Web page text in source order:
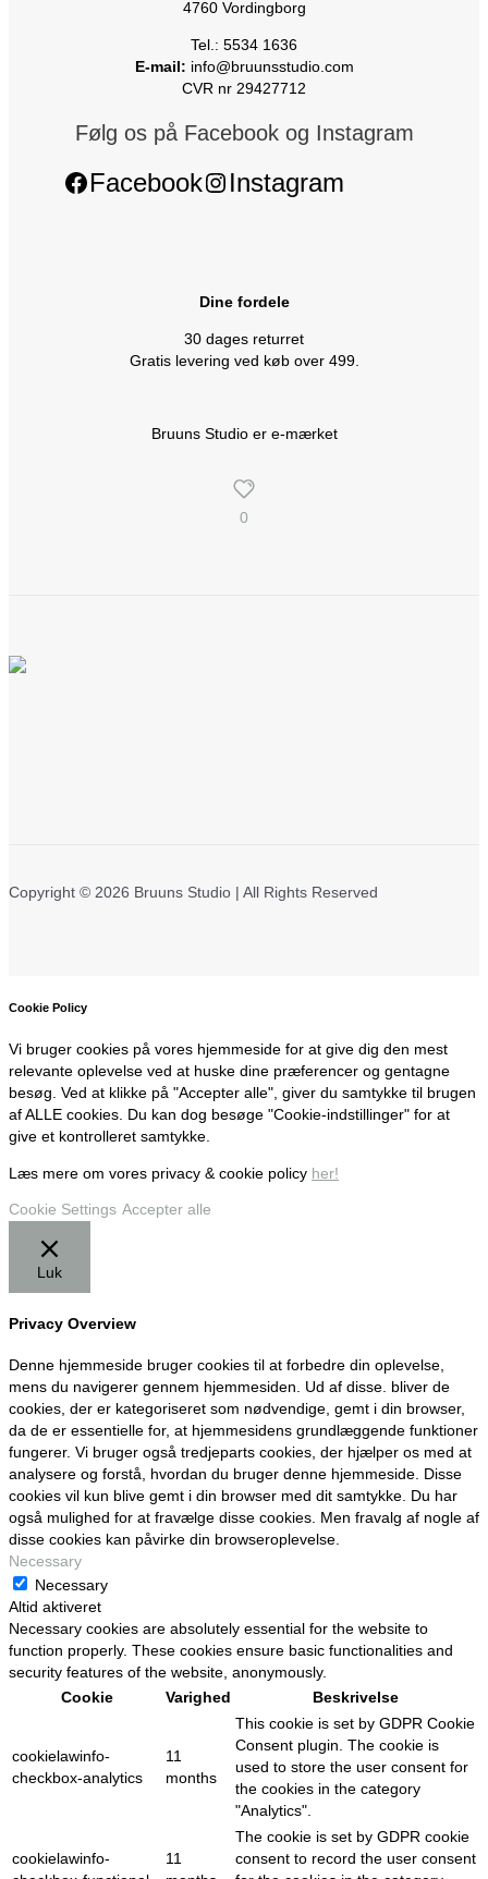
4760 Vordingborg
Tel.: 5534 1636
E-mail: info@bruunsstudio.com
CVR nr 29427712
Følg os på Facebook og Instagram
Facebook Instagram
Dine fordele
30 dages returret
Gratis levering ved køb over 499.
Bruuns Studio er e-mærket
0
Copyright © 2026 Bruuns Studio | All Rights Reserved
Cookie Policy
Vi bruger cookies på vores hjemmeside for at give dig den mest
relevante oplevelse ved at huske dine præferencer og gentagne
besøg. Ved at klikke på "Accepter alle", giver du samtykke til brugen
af ALLE cookies. Du kan dog besøge "Cookie-indstillinger" for at
give et kontrolleret samtykke.
Læs mere om vores privacy & cookie policy her!
Cookie Settings Accepter alle
Luk
Privacy Overview
Denne hjemmeside bruger cookies til at forbedre din oplevelse,
mens du navigerer gennem hjemmesiden. Ud af disse. bliver de
cookies, der er kategoriseret som nødvendige, gemt i din browser,
da de er essentielle for, at hjemmesidens grundlæggende funktioner
fungerer. Vi bruger også tredjeparts cookies, der hjælper os med at
analysere og forstå, hvordan du bruger denne hjemmeside. Disse
cookies vil kun blive gemt i din browser med dit samtykke. Du har
også mulighed for at fravælge disse cookies. Men fravalg af nogle af
disse cookies kan påvirke din browseroplevelse.
Necessary
Necessary
Altid aktiveret
Necessary cookies are absolutely essential for the website to
function properly. These cookies ensure basic functionalities and
security features of the website, anonymously.
Cookie
Varighed Beskrivelse
cookielawinfo-
checkbox-analytics
11
months
This cookie is set by GDPR Cookie
Consent plugin. The cookie is
used to store the user consent for
the cookies in the category
"Analytics".
cookielawinfo-
11
The cookie is set by GDPR cookie
consent to record the user consent